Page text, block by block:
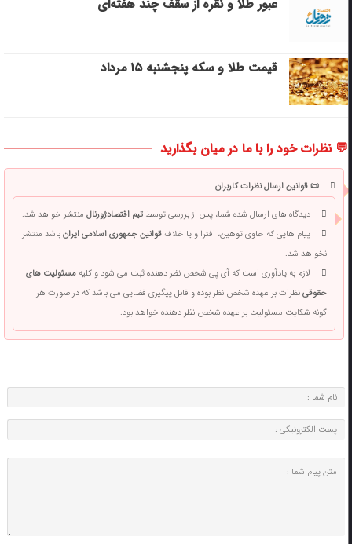
عبور طلا و نقره از سقف چند هفته‌ای
قیمت طلا و سکه پنجشنبه ۱۵ مرداد
💬 نظرات خود را با ما در میان بگذارید
📜 قوانین ارسال نظرات کاربران
دیدگاه های ارسال شده شما، پس از بررسی توسطتیم اقتصادژورنالمنتشر خواهد شد.
پیام هایی که حاوی توهین، افترا و یا خلافقوانین جمهوری اسلامی ایرانباشد منتشر
نخواهد شد.
لازم به یادآوری است که آی پی شخص نظر دهنده ثبت می شود و کلیهمسئولیت های
حقوقینظرات بر عهده شخص نظر بوده و قابل پیگیری قضایی می باشد که در صورت هر
گونه شکایت مسئولیت بر عهده شخص نظر دهنده خواهد بود.